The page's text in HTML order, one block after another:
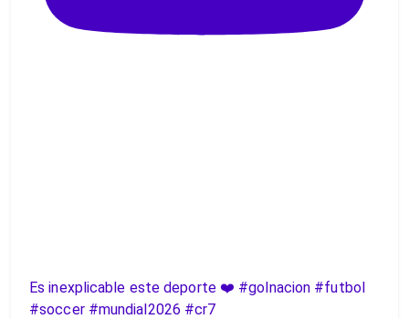
Es inexplicable este deporte ❤️ #golnacion #futbol
#soccer #mundial2026 #cr7